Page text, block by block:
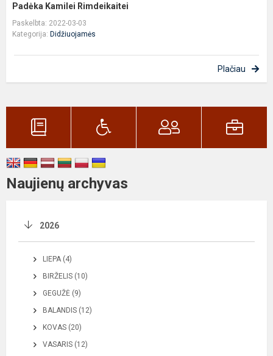
Padėka Kamilei Rimdeikaitei
Paskelbta: 2022-03-03
Kategorija: Didžiuojamės
Plačiau
Naujienų archyvas
2026
LIEPA (4)
BIRŽELIS (10)
GEGUŽĖ (9)
BALANDIS (12)
KOVAS (20)
VASARIS (12)